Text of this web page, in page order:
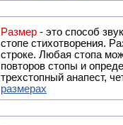
Размер - это способ
стопе стихотворения.
строке. Любая стопа
повторов стопы и
трехстопный анапест,
размерах